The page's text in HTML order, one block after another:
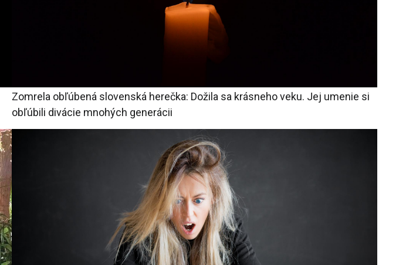
Zomrela obľúbená slovenská herečka: Dožila sa krásneho veku. Jej umenie si
obľúbili divácie mnohých generácii